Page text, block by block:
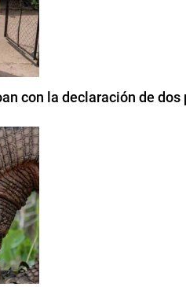
con la declaración de